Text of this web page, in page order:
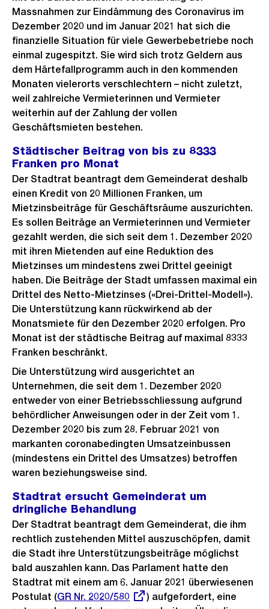
Massnahmen zur Eindämmung des Coronavirus im
Dezember 2020 und im Januar 2021 hat sich die
finanzielle Situation für viele Gewerbebetriebe noch
einmal zugespitzt. Sie wird sich trotz Geldern aus
dem Härtefallprogramm auch in den kommenden
Monaten vielerorts verschlechtern – nicht zuletzt,
weil zahlreiche Vermieterinnen und Vermieter
weiterhin auf der Zahlung der vollen
Geschäftsmieten bestehen.
Städtischer Beitrag von bis zu 8333
Franken pro Monat
Der Stadtrat beantragt dem Gemeinderat deshalb
einen Kredit von 20 Millionen Franken, um
Mietzinsbeiträge für Geschäftsräume auszurichten.
Es sollen Beiträge an Vermieterinnen und Vermieter
gezahlt werden, die sich seit dem 1. Dezember 2020
mit ihren Mietenden auf eine Reduktion des
Mietzinses um mindestens zwei Drittel geeinigt
haben. Die Beiträge der Stadt umfassen maximal ein
Drittel des Netto-Mietzinses («Drei-Drittel-Modell»).
Die Unterstützung kann rückwirkend ab der
Monatsmiete für den Dezember 2020 erfolgen. Pro
Monat ist der städtische Beitrag auf maximal 8333
Franken beschränkt.
Die Unterstützung wird ausgerichtet an
Unternehmen, die seit dem 1. Dezember 2020
entweder von einer Betriebsschliessung aufgrund
behördlicher Anweisungen oder in der Zeit vom 1.
Dezember 2020 bis zum 28. Februar 2021 von
markanten coronabedingten Umsatzeinbussen
(mindestens ein Drittel des Umsatzes) betroffen
waren beziehungsweise sind.
Stadtrat ersucht Gemeinderat um
dringliche Behandlung
Der Stadtrat beantragt dem Gemeinderat, die ihm
rechtlich zustehenden Mittel auszuschöpfen, damit
die Stadt ihre Unterstützungsbeiträge möglichst
bald auszahlen kann. Das Parlament hatte den
Stadtrat mit einem am 6. Januar 2021 überwiesenen
Postulat (Externer
GR Nr. 2020/580
) aufgefordert, eine